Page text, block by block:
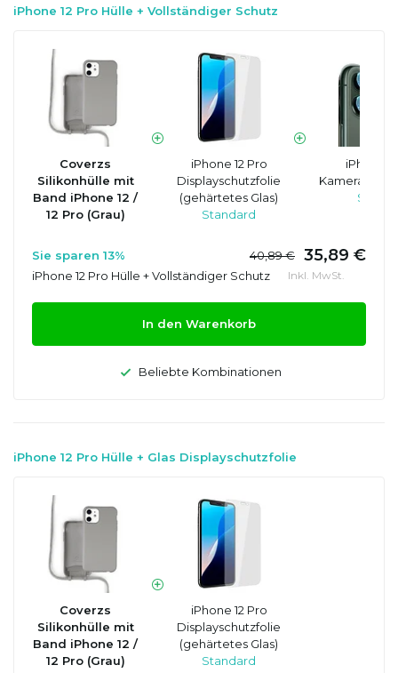
iPhone 12 Pro Hülle + Vollständiger Schutz
Coverzs
Silikonhülle mit
Band iPhone 12 /
12 Pro (Grau)
iPhone 12 Pro
Displayschutzfolie
(gehärtetes Glas)
Standard
iPhone
Sie sparen 13% 40,89 € 35,89 €
iPhone 12 Pro Hülle + Vollständiger Schutz Inkl. MwSt.
In den Warenkorb
Beliebte Kombinationen
iPhone 12 Pro Hülle + Glas Displayschutzfolie
Coverzs
Silikonhülle mit
Band iPhone 12 /
12 Pro (Grau)
iPhone 12 Pro
Displayschutzfolie
(gehärtetes Glas)
Standard